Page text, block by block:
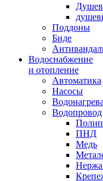
Поддоны
Биде
Водоснабжение
и отопление
Автоматика
Насосы
Водопровод
ПНД
Медь